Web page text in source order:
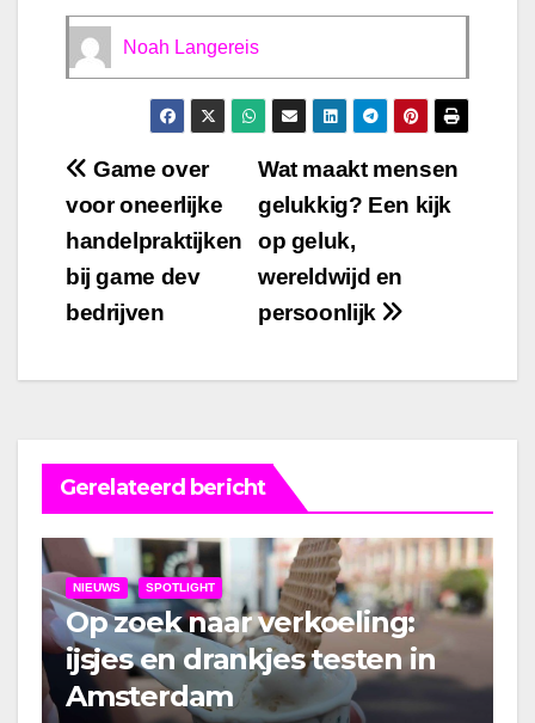
Noah Langereis
Bericht
navigatie
Wat maakt mensen
gelukkig? Een kijk
op geluk,
wereldwijd en
persoonlijk
Game over
voor oneerlijke
handelpraktijken
bij game dev
bedrijven
Gerelateerd bericht
NIEUWS SPOTLIGHT
Op zoek naar verkoeling:
ijsjes en drankjes testen in
Amsterdam